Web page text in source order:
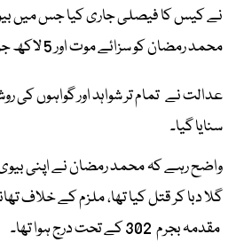
نے کیس کا فیصلی جاری کیا جس میں
محمد رمضان کو سزائے موت اور 5 لاکھ جرمانے کی سزا سنائی گئی۔
عدالت نے تمام تر شواہد اور گواہوں کی
سنایا گیا۔
واضح رہے کہ محمد رمضان نے اپنی بیوی
مقدمہ بجرم 302 کے تحت درج ہوا تھا۔